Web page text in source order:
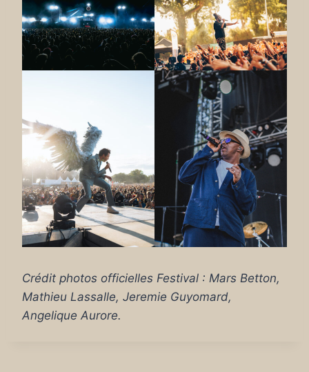
Crédit photos officielles Festival : Mars Betton,
Mathieu Lassalle, Jeremie Guyomard,
Angelique Aurore.